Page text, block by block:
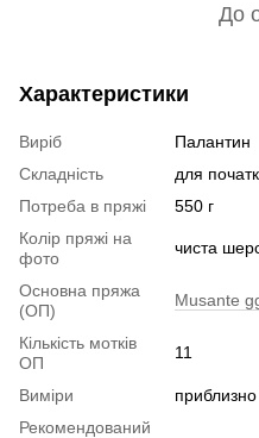
До
Характеристики
Виріб
Палантин
Складність
для
Потреба в пряжі
550 г
Колір пряжі на
фото
чиста
Основна пряжа
(ОП)
Musante
Кількість мотків
ОП
11
Виміри
Рекомендований